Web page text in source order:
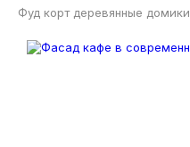
Фуд корт деревянные домики